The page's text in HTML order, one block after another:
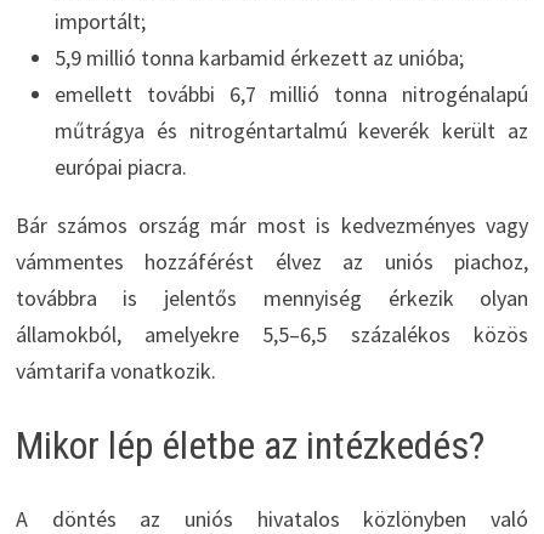
importált;
5,9 millió tonna karbamid érkezett az unióba;
emellett további 6,7 millió tonna nitrogénalapú
műtrágya és nitrogéntartalmú keverék került az
európai piacra.
Bár számos ország már most is kedvezményes vagy
vámmentes hozzáférést élvez az uniós piachoz,
továbbra is jelentős mennyiség érkezik olyan
államokból, amelyekre 5,5–6,5 százalékos közös
vámtarifa vonatkozik.
Mikor lép életbe az intézkedés?
A döntés az uniós hivatalos közlönyben való